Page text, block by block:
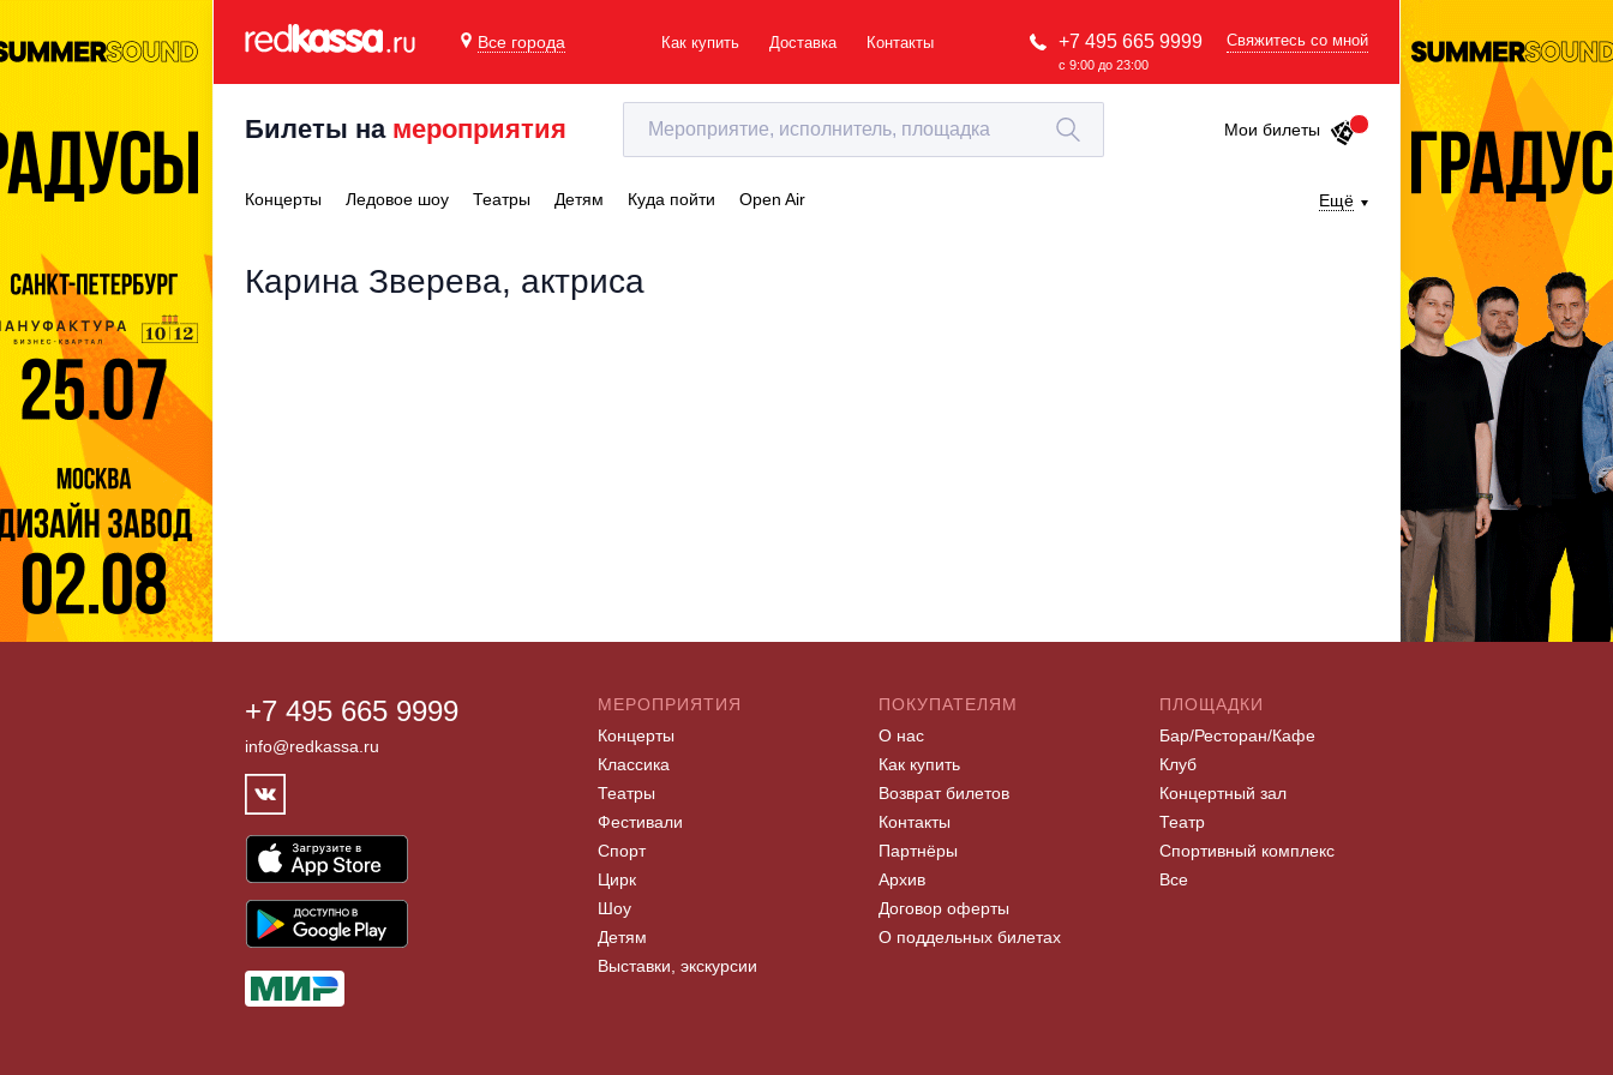
Все города Как купить Доставка Контакты +7 495 665 9999
с 9:00 до 23:00
Свяжитесь со мной
Билеты на мероприятия Мои билеты
Концерты Ледовое шоу Театры Детям Куда пойти Open Air Ещё
Карина Зверева, актриса
+7 495 665 9999
info@redkassa.ru
МЕРОПРИЯТИЯ
Концерты
Классика
Театры
Фестивали
Спорт
Цирк
Шоу
Детям
Выставки, экскурсии
ПОКУПАТЕЛЯМ
О нас
Как купить
Возврат билетов
Контакты
Партнёры
Архив
Договор оферты
О поддельных билетах
ПЛОЩАДКИ
Бар/Ресторан/Кафе
Клуб
Концертный зал
Театр
Спортивный комплекс
Все